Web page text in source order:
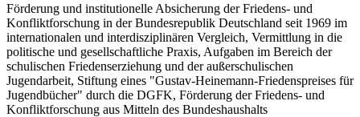
Förderung und institutionelle Absicherung der Friedens- und
Konfliktforschung in der Bundesrepublik Deutschland seit 1969 im
internationalen und interdisziplinären Vergleich, Vermittlung in die
politische und gesellschaftliche Praxis, Aufgaben im Bereich der
schulischen Friedenserziehung und der außerschulischen
Jugendarbeit, Stiftung eines "Gustav-Heinemann-Friedenspreises für
Jugendbücher" durch die DGFK, Förderung der Friedens- und
Konfliktforschung aus Mitteln des Bundeshaushalts